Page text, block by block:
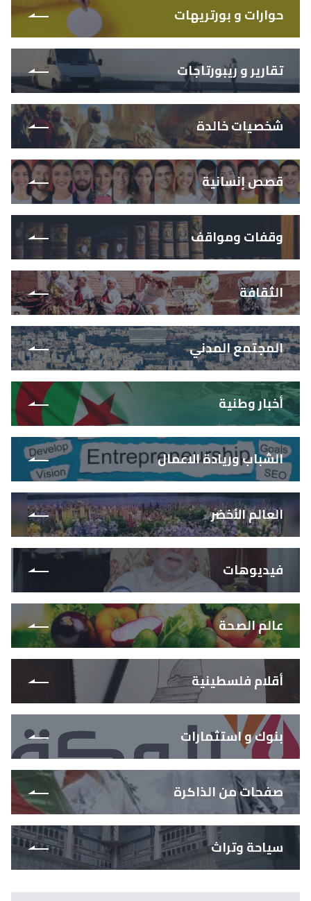
حوارات و بورتريهات
تقارير و ريبورتاجات
شخصيات خالدة
قصص إنسانية
وقفات ومواقف
الثقافة
المجتمع المدني
أخبار وطنية
الشباب وريادة الاعمال
العالم الأخضر
فيديوهات
عالم الصحة
أقلام فلسطينية
بنوك و استثمارات
صفحات من الذاكرة
سياحة وتراث